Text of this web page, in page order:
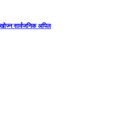
सार्वजनिक अपिल